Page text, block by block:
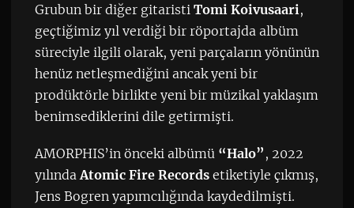
Grubun bir diğer gitaristi Tomi Koivusaari,
geçtiğimiz yıl verdiği bir röportajda albüm
süreciyle ilgili olarak, yeni parçaların yönünün
henüz netleşmediğini ancak yeni bir
prodüktörle birlikte yeni bir müzikal yaklaşım
benimsediklerini dile getirmişti.
AMORPHIS’in önceki albümü “Halo” , 2022
yılında Atomic Fire Recordsetiketiyle çıkmış,
Jens Bogren yapımcılığında kaydedilmişti.